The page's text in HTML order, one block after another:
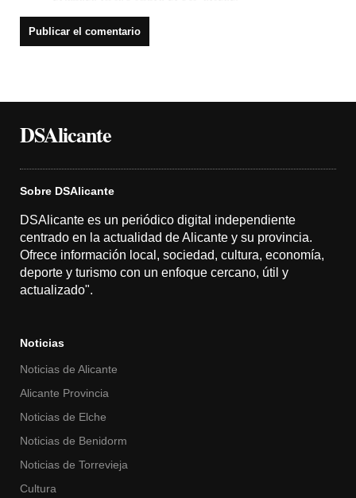
DSAlicante
Sobre DSAlicante
DSAlicante es un periódico digital independiente
centrado en la actualidad de Alicante y su provincia.
Ofrece información local, sociedad, cultura, economía,
deporte y turismo con un enfoque cercano, útil y
actualizado".
Noticias
Noticias de Alicante
Alicante Provincia
Noticias de Elche
Noticias de Benidorm
Noticias de Torrevieja
Cultura